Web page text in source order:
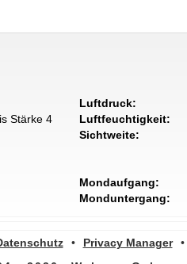
Stärke 4
Luftdruck:
Luftfeuchtigkeit:
Sichtweite:
Mondaufgang:
Monduntergang:
• Privacy Manager •